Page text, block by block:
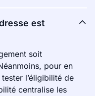
est
soit
pour en
l’éligibilité de
centralise les